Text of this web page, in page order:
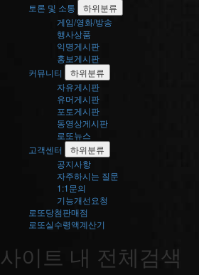
토론 및 소통
하위분류
게임/영화/방송
행사상품
익명게시판
홍보게시판
커뮤니티
하위분류
자유게시판
유머게시판
포토게시판
동영상게시판
로또뉴스
고객센터
하위분류
공지사항
자주하시는 질문
1:1문의
기능개선요청
로또당첨판매점
로또실수령액계산기
사이트 내 전체검색